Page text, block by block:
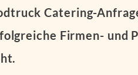
Catering-
Firmen- und